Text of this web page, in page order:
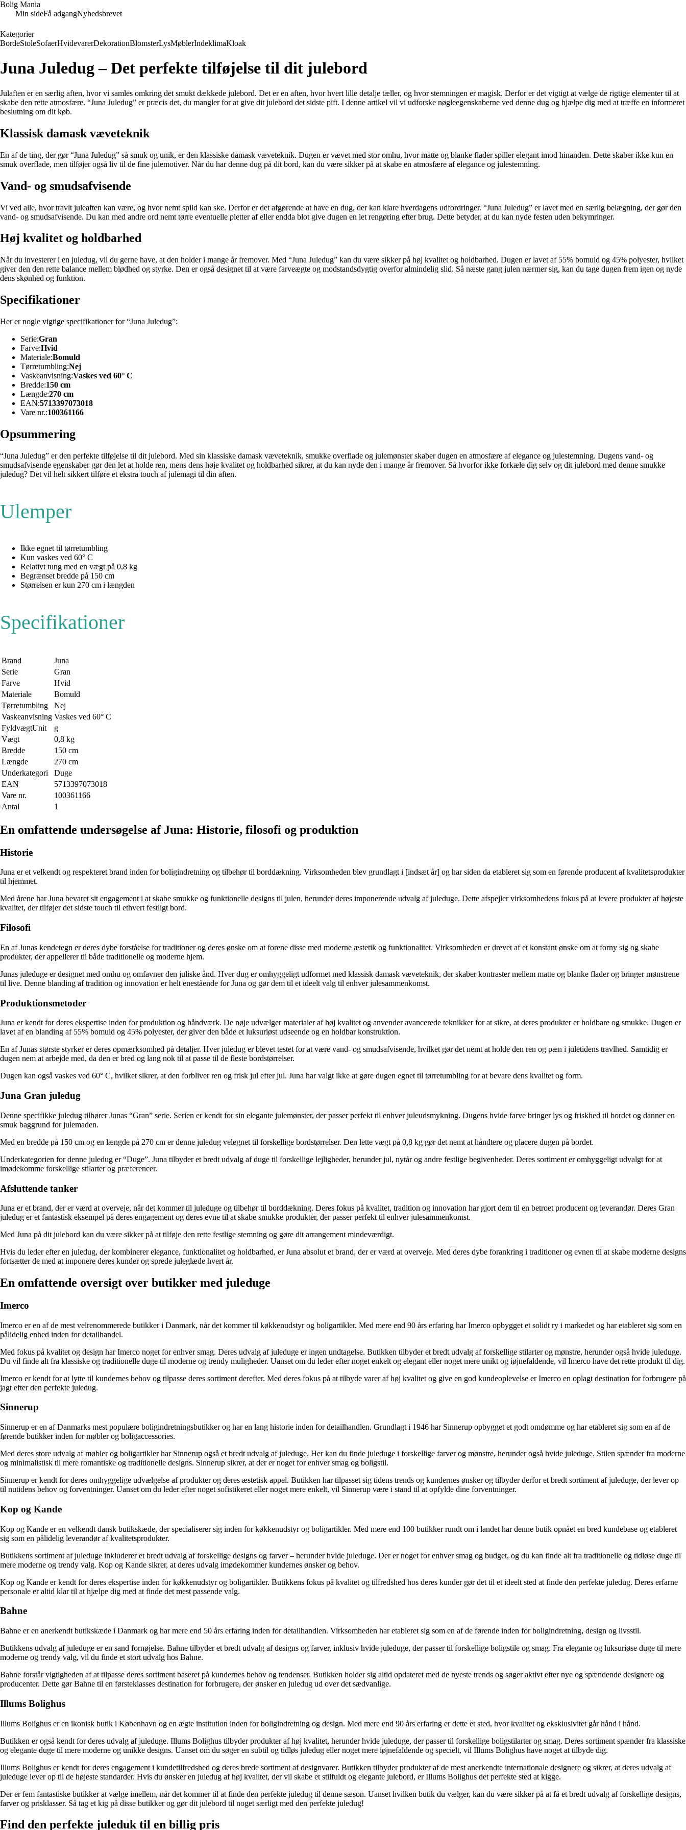
Bolig Mania
Min sideFå adgangNyhedsbrevet
Kategorier
BordeStoleSofaerHvidevarerDekorationBlomsterLysMøblerIndeklimaKloak
Juna Juledug – Det perfekte tilføjelse til dit julebord
Julaften er en særlig aften, hvor vi samles omkring det smukt dækkede julebord. Det er en aften, hvor hvert lille detalje tæller, og hvor stemningen er magisk. Derfor er det vigtigt at vælge de rigtige elementer til at
skabe den rette atmosfære. “Juna Juledug” er præcis det, du mangler for at give dit julebord det sidste pift. I denne artikel vil vi udforske nøgleegenskaberne ved denne dug og hjælpe dig med at træffe en informeret
beslutning om dit køb.
Klassisk damask væveteknik
En af de ting, der gør “Juna Juledug” så smuk og unik, er den klassiske damask væveteknik. Dugen er vævet med stor omhu, hvor matte og blanke flader spiller elegant imod hinanden. Dette skaber ikke kun en
smuk overflade, men tilføjer også liv til de fine julemotiver. Når du har denne dug på dit bord, kan du være sikker på at skabe en atmosfære af elegance og julestemning.
Vand- og smudsafvisende
Vi ved alle, hvor travlt juleaften kan være, og hvor nemt spild kan ske. Derfor er det afgørende at have en dug, der kan klare hverdagens udfordringer. “Juna Juledug” er lavet med en særlig belægning, der gør den
vand- og smudsafvisende. Du kan med andre ord nemt tørre eventuelle pletter af eller endda blot give dugen en let rengøring efter brug. Dette betyder, at du kan nyde festen uden bekymringer.
Høj kvalitet og holdbarhed
Når du investerer i en juledug, vil du gerne have, at den holder i mange år fremover. Med “Juna Juledug” kan du være sikker på høj kvalitet og holdbarhed. Dugen er lavet af 55% bomuld og 45% polyester, hvilket
giver den den rette balance mellem blødhed og styrke. Den er også designet til at være farveægte og modstandsdygtig overfor almindelig slid. Så næste gang julen nærmer sig, kan du tage dugen frem igen og nyde
dens skønhed og funktion.
Specifikationer
Her er nogle vigtige specifikationer for “Juna Juledug”:
Serie:Gran
Farve:Hvid
Materiale:Bomuld
Tørretumbling:Nej
Vaskeanvisning:Vaskes ved 60° C
Bredde:150 cm
Længde:270 cm
EAN:5713397073018
Vare nr.:100361166
Opsummering
“Juna Juledug” er den perfekte tilføjelse til dit julebord. Med sin klassiske damask væveteknik, smukke overflade og julemønster skaber dugen en atmosfære af elegance og julestemning. Dugens vand- og
smudsafvisende egenskaber gør den let at holde ren, mens dens høje kvalitet og holdbarhed sikrer, at du kan nyde den i mange år fremover. Så hvorfor ikke forkæle dig selv og dit julebord med denne smukke
juledug? Det vil helt sikkert tilføre et ekstra touch af julemagi til din aften.
Ulemper
Ikke egnet til tørretumbling
Kun vaskes ved 60° C
Relativt tung med en vægt på 0,8 kg
Begrænset bredde på 150 cm
Størrelsen er kun 270 cm i længden
Specifikationer
Brand
Juna
Serie
Gran
Farve
Hvid
Materiale
Bomuld
Tørretumbling
Nej
Vaskeanvisning Vaskes ved 60° C
FyldvægtUnit
g
Vægt
0,8 kg
Bredde
150 cm
Længde
270 cm
Underkategori
Duge
EAN
5713397073018
Vare nr.
100361166
Antal
1
En omfattende undersøgelse af Juna: Historie, filosofi og produktion
Historie
Juna er et velkendt og respekteret brand inden for boligindretning og tilbehør til borddækning. Virksomheden blev grundlagt i [indsæt år] og har siden da etableret sig som en førende producent af kvalitetsprodukter
til hjemmet.
Med årene har Juna bevaret sit engagement i at skabe smukke og funktionelle designs til julen, herunder deres imponerende udvalg af juleduge. Dette afspejler virksomhedens fokus på at levere produkter af højeste
kvalitet, der tilføjer det sidste touch til ethvert festligt bord.
Filosofi
En af Junas kendetegn er deres dybe forståelse for traditioner og deres ønske om at forene disse med moderne æstetik og funktionalitet. Virksomheden er drevet af et konstant ønske om at forny sig og skabe
produkter, der appellerer til både traditionelle og moderne hjem.
Junas juleduge er designet med omhu og omfavner den juliske ånd. Hver dug er omhyggeligt udformet med klassisk damask væveteknik, der skaber kontraster mellem matte og blanke flader og bringer mønstrene
til live. Denne blanding af tradition og innovation er helt enestående for Juna og gør dem til et ideelt valg til enhver julesammenkomst.
Produktionsmetoder
Juna er kendt for deres ekspertise inden for produktion og håndværk. De nøje udvælger materialer af høj kvalitet og anvender avancerede teknikker for at sikre, at deres produkter er holdbare og smukke. Dugen er
lavet af en blanding af 55% bomuld og 45% polyester, der giver den både et luksuriøst udseende og en holdbar konstruktion.
En af Junas største styrker er deres opmærksomhed på detaljer. Hver juledug er blevet testet for at være vand- og smudsafvisende, hvilket gør det nemt at holde den ren og pæn i juletidens travlhed. Samtidig er
dugen nem at arbejde med, da den er bred og lang nok til at passe til de fleste bordstørrelser.
Dugen kan også vaskes ved 60° C, hvilket sikrer, at den forbliver ren og frisk jul efter jul. Juna har valgt ikke at gøre dugen egnet til tørretumbling for at bevare dens kvalitet og form.
Juna Gran juledug
Denne specifikke juledug tilhører Junas “Gran” serie. Serien er kendt for sin elegante julemønster, der passer perfekt til enhver juleudsmykning. Dugens hvide farve bringer lys og friskhed til bordet og danner en
smuk baggrund for julemaden.
Med en bredde på 150 cm og en længde på 270 cm er denne juledug velegnet til forskellige bordstørrelser. Den lette vægt på 0,8 kg gør det nemt at håndtere og placere dugen på bordet.
Underkategorien for denne juledug er “Duge”. Juna tilbyder et bredt udvalg af duge til forskellige lejligheder, herunder jul, nytår og andre festlige begivenheder. Deres sortiment er omhyggeligt udvalgt for at
imødekomme forskellige stilarter og præferencer.
Afsluttende tanker
Juna er et brand, der er værd at overveje, når det kommer til juleduge og tilbehør til borddækning. Deres fokus på kvalitet, tradition og innovation har gjort dem til en betroet producent og leverandør. Deres Gran
juledug er et fantastisk eksempel på deres engagement og deres evne til at skabe smukke produkter, der passer perfekt til enhver julesammenkomst.
Med Juna på dit julebord kan du være sikker på at tilføje den rette festlige stemning og gøre dit arrangement mindeværdigt.
Hvis du leder efter en juledug, der kombinerer elegance, funktionalitet og holdbarhed, er Juna absolut et brand, der er værd at overveje. Med deres dybe forankring i traditioner og evnen til at skabe moderne designs
fortsætter de med at imponere deres kunder og sprede juleglæde hvert år.
En omfattende oversigt over butikker med juleduge
Imerco
Imerco er en af de mest velrenommerede butikker i Danmark, når det kommer til køkkenudstyr og boligartikler. Med mere end 90 års erfaring har Imerco opbygget et solidt ry i markedet og har etableret sig som en
pålidelig enhed inden for detailhandel.
Med fokus på kvalitet og design har Imerco noget for enhver smag. Deres udvalg af juleduge er ingen undtagelse. Butikken tilbyder et bredt udvalg af forskellige stilarter og mønstre, herunder også hvide juleduge.
Du vil finde alt fra klassiske og traditionelle duge til moderne og trendy muligheder. Uanset om du leder efter noget enkelt og elegant eller noget mere unikt og iøjnefaldende, vil Imerco have det rette produkt til dig.
Imerco er kendt for at lytte til kundernes behov og tilpasse deres sortiment derefter. Med deres fokus på at tilbyde varer af høj kvalitet og give en god kundeoplevelse er Imerco en oplagt destination for forbrugere på
jagt efter den perfekte juledug.
Sinnerup
Sinnerup er en af Danmarks mest populære boligindretningsbutikker og har en lang historie inden for detailhandlen. Grundlagt i 1946 har Sinnerup opbygget et godt omdømme og har etableret sig som en af ​​de
førende butikker inden for møbler og boligaccessories.
Med deres store udvalg af møbler og boligartikler har Sinnerup også et bredt udvalg af juleduge. Her kan du finde juleduge i forskellige farver og mønstre, herunder også hvide juleduge. Stilen spænder fra moderne
og minimalistisk til mere romantiske og traditionelle designs. Sinnerup sikrer, at der er noget for enhver smag og boligstil.
Sinnerup er kendt for deres omhyggelige udvælgelse af produkter og deres æstetisk appel. Butikken har tilpasset sig tidens trends og kundernes ønsker og tilbyder derfor et bredt sortiment af juleduge, der lever op
til nutidens behov og forventninger. Uanset om du leder efter noget sofistikeret eller noget mere enkelt, vil Sinnerup være i stand til at opfylde dine forventninger.
Kop og Kande
Kop og Kande er en velkendt dansk butikskæde, der specialiserer sig inden for køkkenudstyr og boligartikler. Med mere end 100 butikker rundt om i landet har denne butik opnået en bred kundebase og etableret
sig som en pålidelig leverandør af kvalitetsprodukter.
Butikkens sortiment af juleduge inkluderer et bredt udvalg af forskellige designs og farver – herunder hvide juleduge. Der er noget for enhver smag og budget, og du kan finde alt fra traditionelle og tidløse duge til
mere moderne og trendy valg. Kop og Kande sikrer, at deres udvalg imødekommer kundernes ønsker og behov.
Kop og Kande er kendt for deres ekspertise inden for køkkenudstyr og boligartikler. Butikkens fokus på kvalitet og tilfredshed hos deres kunder gør det til et ideelt sted at finde den perfekte juledug. Deres erfarne
personale er altid klar til at hjælpe dig med at finde det mest passende valg.
Bahne
Bahne er en anerkendt butikskæde i Danmark og har mere end 50 års erfaring inden for detailhandlen. Virksomheden har etableret sig som en af de førende inden for boligindretning, design og livsstil.
Butikkens udvalg af juleduge er en sand fornøjelse. Bahne tilbyder et bredt udvalg af designs og farver, inklusiv hvide juleduge, der passer til forskellige boligstile og smag. Fra elegante og luksuriøse duge til mere
moderne og trendy valg, vil du finde et stort udvalg hos Bahne.
Bahne forstår vigtigheden af ​​at tilpasse deres sortiment baseret på kundernes behov og tendenser. Butikken holder sig altid opdateret med de nyeste trends og søger aktivt efter nye og spændende designere og
producenter. Dette gør Bahne til en førsteklasses destination for forbrugere, der ønsker en juledug ud over det sædvanlige.
Illums Bolighus
Illums Bolighus er en ikonisk butik i København og en ægte institution inden for boligindretning og design. Med mere end 90 års erfaring er dette et sted, hvor kvalitet og eksklusivitet går hånd i hånd.
Butikken er også kendt for deres udvalg af juleduge. Illums Bolighus tilbyder produkter af høj kvalitet, herunder hvide juleduge, der passer til forskellige boligstilarter og smag. Deres sortiment spænder fra klassiske
og elegante duge til mere moderne og unikke designs. Uanset om du søger en subtil og tidløs juledug eller noget mere iøjnefaldende og specielt, vil Illums Bolighus have noget at tilbyde dig.
Illums Bolighus er kendt for deres engagement i kundetilfredshed og deres brede sortiment af designvarer. Butikken tilbyder produkter af de mest anerkendte internationale designere og sikrer, at deres udvalg af
juleduge lever op til de højeste standarder. Hvis du ønsker en juledug af høj kvalitet, der vil skabe et stilfuldt og elegante julebord, er Illums Bolighus det perfekte sted at kigge.
Der er fem fantastiske butikker at vælge imellem, når det kommer til at finde den perfekte juledug til denne sæson. Uanset hvilken butik du vælger, kan du være sikker på at få et bredt udvalg af forskellige designs,
farver og prisklasser. Så tag et kig på disse butikker og gør dit julebord til noget særligt med den perfekte juledug!
Find den perfekte juleduk til en billig pris